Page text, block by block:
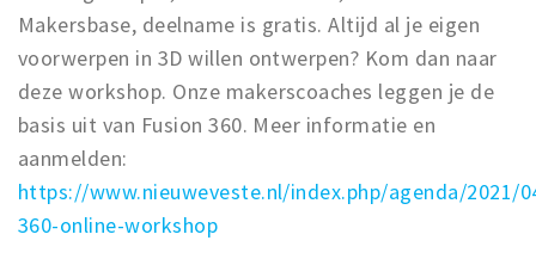
Makersbase, deelname is gratis. Altijd al je eigen
voorwerpen in 3D willen ontwerpen? Kom dan naar
deze workshop. Onze makerscoaches leggen je de
basis uit van Fusion 360. Meer informatie en
aanmelden:
https://www.nieuweveste.nl/index.php/agenda/2021/
360-online-workshop